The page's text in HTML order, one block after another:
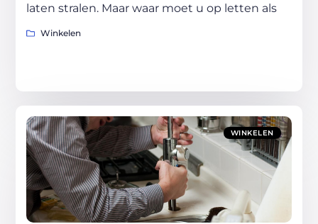
laten stralen. Maar waar moet u op letten als
Winkelen
WINKELEN